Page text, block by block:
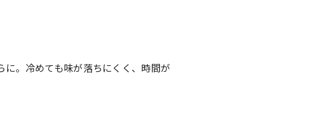
。冷めても味が落ちにくく、時間が